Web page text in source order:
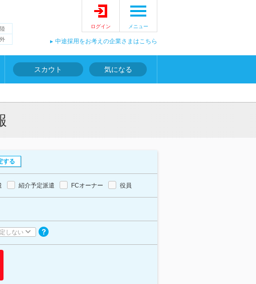
ログイン メニュー
中途採用をお考えの企業さまはこちら
スカウト 気になる
する
紹介予定派遣 FCオーナー 役員
しない